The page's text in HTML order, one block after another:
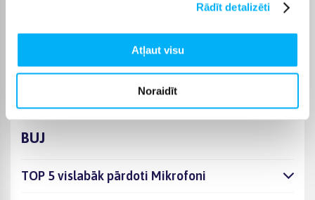
Rādīt detalizēti
Atļaut visu
Noraidīt
Piemērotu preci no kategorijas Mikrofoni piegādāsim
norādītajā termiņā, lai pirkumu internetā varētu saņemt jums
ērtā veidā.
BUJ
TOP 5 vislabāk pārdoti Mikrofoni